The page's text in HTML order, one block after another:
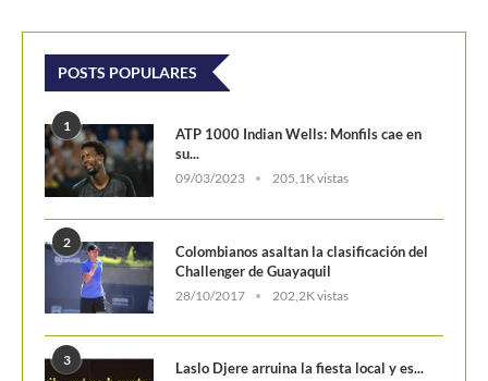
su...
09/03/2023
2
Challenger de Guayaquil
28/10/2017 202,2K vistas
3
18/10/2020 175,7K vistas